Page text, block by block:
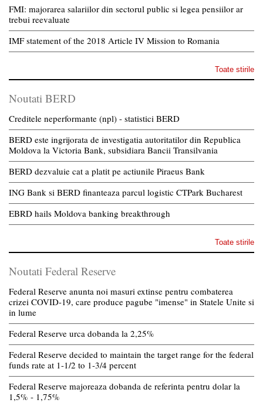
FMI: majorarea salariilor din sectorul public si legea pensiilor ar
trebui reevaluate
IMF statement of the 2018 Article IV Mission to Romania
Toate stirile
Noutati BERD
Creditele neperformante (npl) - statistici BERD
BERD este ingrijorata de investigatia autoritatilor din Republica
Moldova la Victoria Bank, subsidiara Bancii Transilvania
BERD dezvaluie cat a platit pe actiunile Piraeus Bank
ING Bank si BERD finanteaza parcul logistic CTPark Bucharest
EBRD hails Moldova banking breakthrough
Toate stirile
Noutati Federal Reserve
Federal Reserve anunta noi masuri extinse pentru combaterea
crizei COVID-19, care produce pagube "imense" in Statele Unite si
in lume
Federal Reserve urca dobanda la 2,25%
Federal Reserve decided to maintain the target range for the federal
funds rate at 1-1/2 to 1-3/4 percent
Federal Reserve majoreaza dobanda de referinta pentru dolar la
1,5% - 1,75%